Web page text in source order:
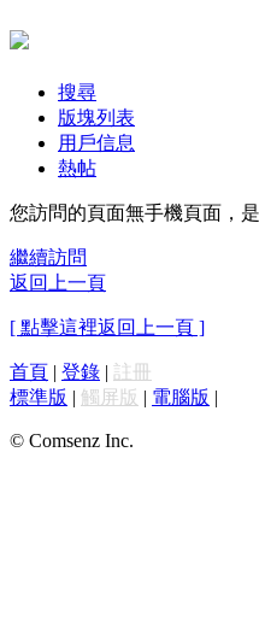
搜尋
版塊列表
用戶信息
熱帖
您訪問的頁面無手機頁面，
繼續訪問
返回上一頁
[ 點擊這裡返回上一頁 ]
首頁 | 登錄 | 註冊
標準版 | 觸屏版 | 電腦版 |
© Comsenz Inc.